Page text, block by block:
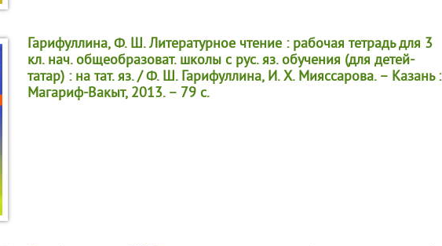
Гарифуллина, Ф. Ш. Литературное чтение : рабочая тетрадь для 3
кл. нач. общеобразоват. школы с рус. яз. обучения (для детей-
татар) : на тат. яз. / Ф. Ш. Гарифуллина, И. Х. Мияссарова. – Казань :
Магариф-Вакыт, 2013. – 79 с.